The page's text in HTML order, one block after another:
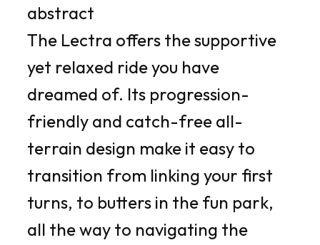
abstract
The Lectra offers the supportive
yet relaxed ride you have
dreamed of. Its progression-
friendly and catch-free all-
terrain design make it easy to
transition from linking your first
turns, to butters in the fun park,
all the way to navigating the